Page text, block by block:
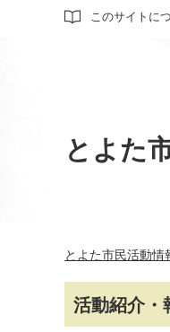
このサイトに
サイト内検索
とよた
とよた市民活動情
活動紹介・